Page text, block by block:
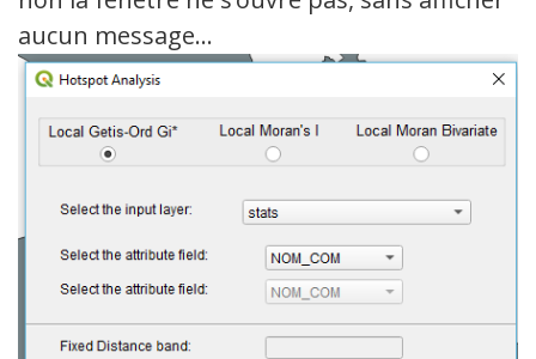
aucun message…